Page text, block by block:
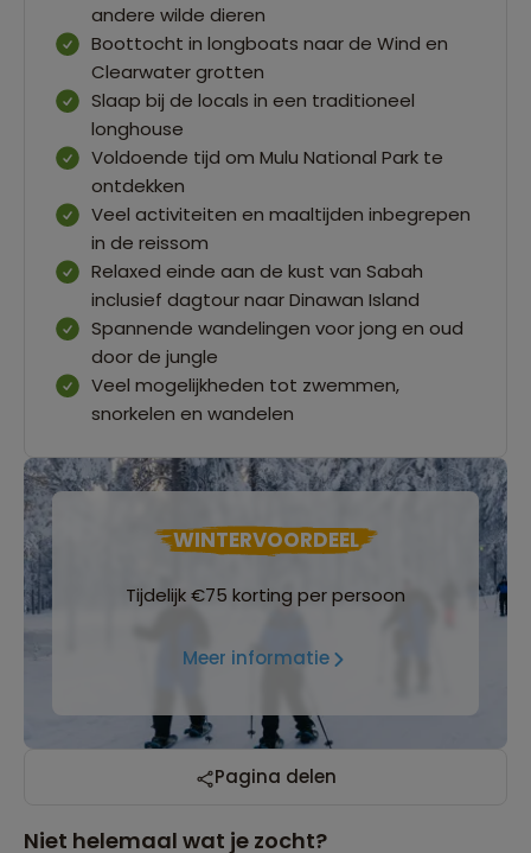
andere wilde dieren
Boottocht in longboats naar de Wind en
Clearwater grotten
Slaap bij de locals in een traditioneel
longhouse
Voldoende tijd om Mulu National Park te
ontdekken
Veel activiteiten en maaltijden inbegrepen
in de reissom
Relaxed einde aan de kust van Sabah
inclusief dagtour naar Dinawan Island
Spannende wandelingen voor jong en oud
door de jungle
Veel mogelijkheden tot zwemmen,
snorkelen en wandelen
WINTERVOORDEEL
Tijdelijk €75 korting per persoon
Meer informatie
Pagina delen
Niet helemaal wat je zocht?